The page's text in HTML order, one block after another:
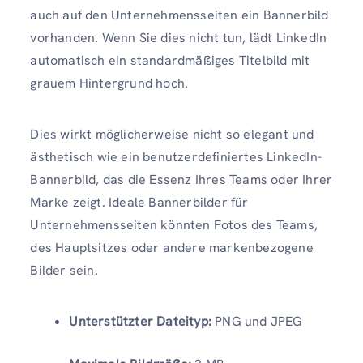
auch auf den Unternehmensseiten ein Bannerbild
vorhanden. Wenn Sie dies nicht tun, lädt LinkedIn
automatisch ein standardmäßiges Titelbild mit
grauem Hintergrund hoch.
Dies wirkt möglicherweise nicht so elegant und
ästhetisch wie ein benutzerdefiniertes LinkedIn-
Bannerbild, das die Essenz Ihres Teams oder Ihrer
Marke zeigt. Ideale Bannerbilder für
Unternehmensseiten könnten Fotos des Teams,
des Hauptsitzes oder andere markenbezogene
Bilder sein.
Unterstützter Dateityp: PNG und JPEG